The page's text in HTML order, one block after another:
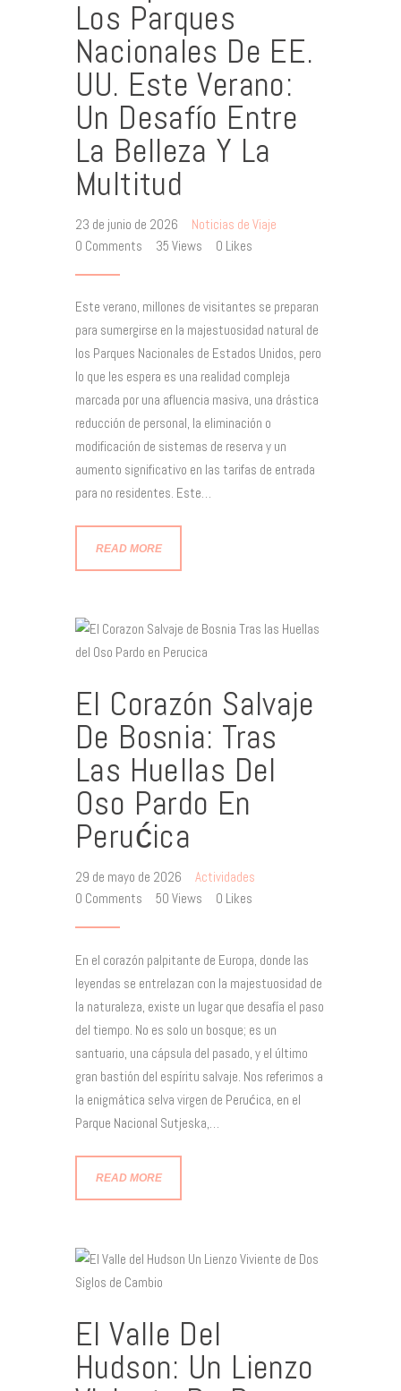
Los Parques
Nacionales De EE.
UU. Este Verano:
Un Desafío Entre
La Belleza Y La
Multitud
23 de junio de 2026
Noticias de Viaje
0 Comments 35 Views 0 Likes
Este verano, millones de visitantes se preparan
para sumergirse en la majestuosidad natural de
los Parques Nacionales de Estados Unidos, pero
lo que les espera es una realidad compleja
marcada por una afluencia masiva, una drástica
reducción de personal, la eliminación o
modificación de sistemas de reserva y un
aumento significativo en las tarifas de entrada
para no residentes. Este…
READ MORE
El Corazón Salvaje
De Bosnia: Tras
Las Huellas Del
Oso Pardo En
Perućica
29 de mayo de 2026
Actividades
0 Comments 50 Views 0 Likes
En el corazón palpitante de Europa, donde las
leyendas se entrelazan con la majestuosidad de
la naturaleza, existe un lugar que desafía el paso
del tiempo. No es solo un bosque; es un
santuario, una cápsula del pasado, y el último
gran bastión del espíritu salvaje. Nos referimos a
la enigmática selva virgen de Perućica, en el
Parque Nacional Sutjeska,…
READ MORE
El Valle Del
Hudson: Un Lienzo